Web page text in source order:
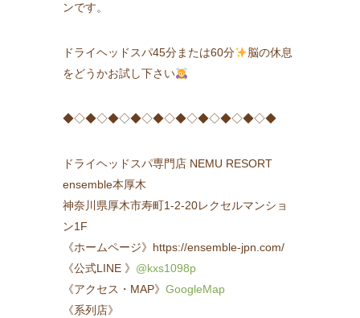
ンです。
ドライヘッドスパ45分または60分
脳の休息
をどうかお試し下さい
◆◇◆◇◆◇◆◇◆◇◆◇◆◇◆◇◆◇◆
ドライヘッドスパ専門店 NEMU RESORT
ensemble本厚木
神奈川県厚木市寿町1-2-20レクセルマンショ
ン1F
《ホームページ》https://ensemble-jpn.com/
《公式LINE 》 @kxs1098p
《アクセス・MAP》GoogleMap
《系列店》